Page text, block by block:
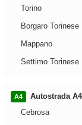
Torino
Borgaro Torinese
Mappano
Settimo Torinese
A4
Autostrada A4
Cebrosa